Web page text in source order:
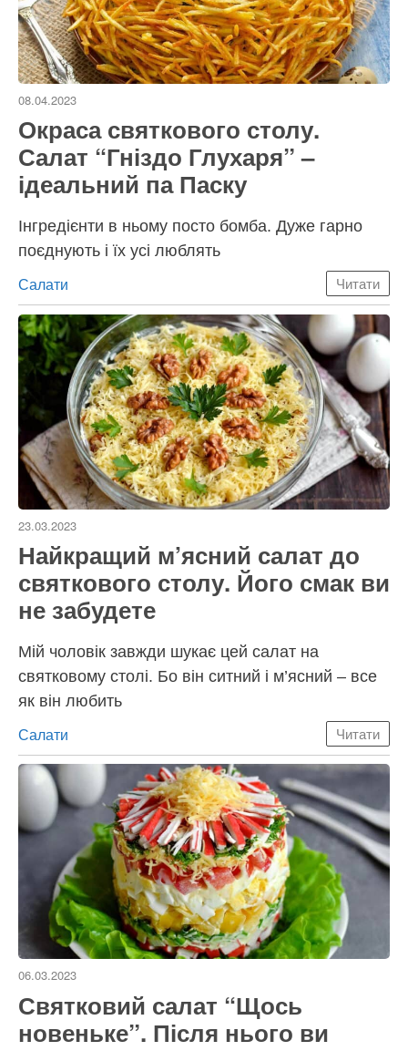
08.04.2023
Окраса святкового столу.
Салат “Гніздо Глухаря” –
ідеальний па Паску
Інгредієнти в ньому посто бомба. Дуже гарно
поєднують і їх усі люблять
Категорії
Салати Читати
23.03.2023
Найкращий м’ясний салат до
святкового столу. Його смак ви
не забудете
Мій чоловік завжди шукає цей салат на
святковому столі. Бо він ситний і м’ясний – все
як він любить
Категорії
Салати Читати
06.03.2023
Святковий салат “Щось
новеньке”. Після нього ви